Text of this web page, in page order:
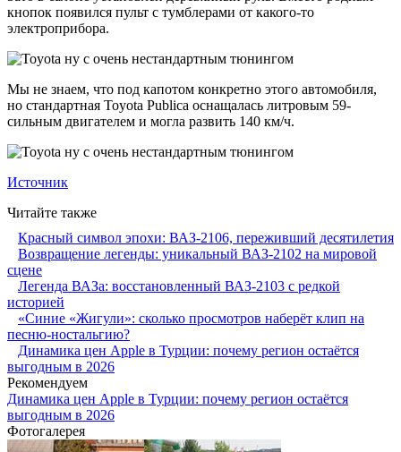
кнопок появился пульт с тумблерами от какого-то
электроприбора.
Мы не знаем, что под капотом конкретно этого автомобиля,
но стандартная Toyota Publica оснащалась литровым 59-
сильным двигателем и могла развить 140 км/ч.
Источник
Читайте также
Красный символ эпохи: ВАЗ-2106, переживший десятилетия
Возвращение легенды: уникальный ВАЗ-2102 на мировой
сцене
Легенда ВАЗа: восстановленный ВАЗ-2103 с редкой
историей
«Синие «Жигули»: сколько просмотров наберёт клип на
песню-ностальгию?
Динамика цен Apple в Турции: почему регион остаётся
выгодным в 2026
Рекомендуем
Динамика цен Apple в Турции: почему регион остаётся
выгодным в 2026
Фотогалерея